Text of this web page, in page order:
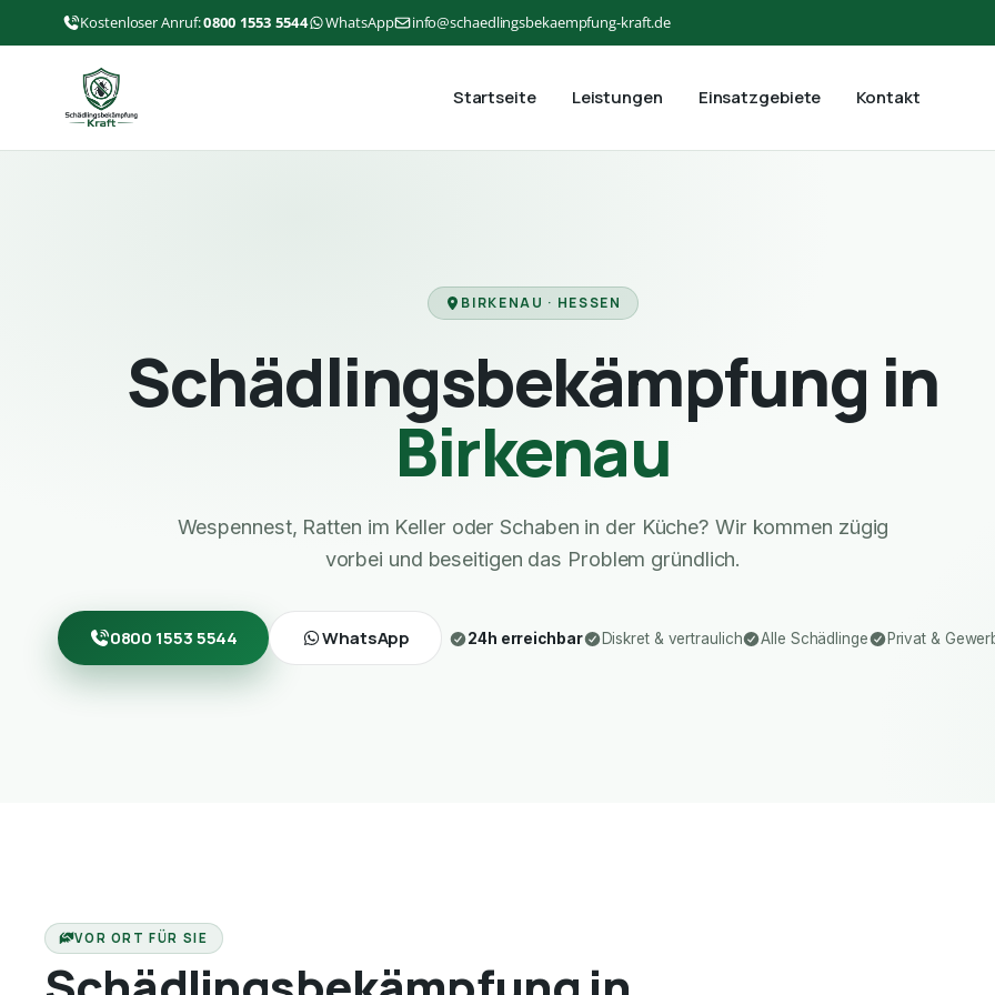
Kostenloser Anruf:0800 1553 5544 WhatsApp info@schaedlingsbekaempfung-kraft.de
Startseite Leistungen Einsatzgebiete Kontakt
BIRKENAU · HESSEN
Schädlingsbekämpfung in
Birkenau
Wespennest, Ratten im Keller oder Schaben in der Küche? Wir kommen zügig
vorbei und beseitigen das Problem gründlich.
0800 1553 5544 WhatsApp 24h erreichbar Diskret & vertraulich Alle Schädlinge Privat &
VOR ORT FÜR SIE